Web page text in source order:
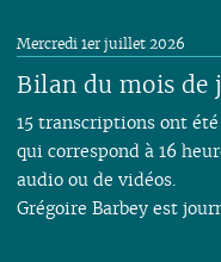
Bilan du mois de
Mercredi 1er juillet 2026
15 transcriptions ont
qui correspond à 16
audio ou de vidéos.
Grégoire Barbey est